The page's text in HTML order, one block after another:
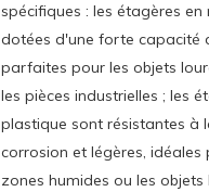
spécifiques : les étagères
dotées d'une forte capacité
parfaites pour les objets
les pièces industrielles ; les
plastique sont résistantes à
corrosion et légères, idéales
zones humides ou les objets